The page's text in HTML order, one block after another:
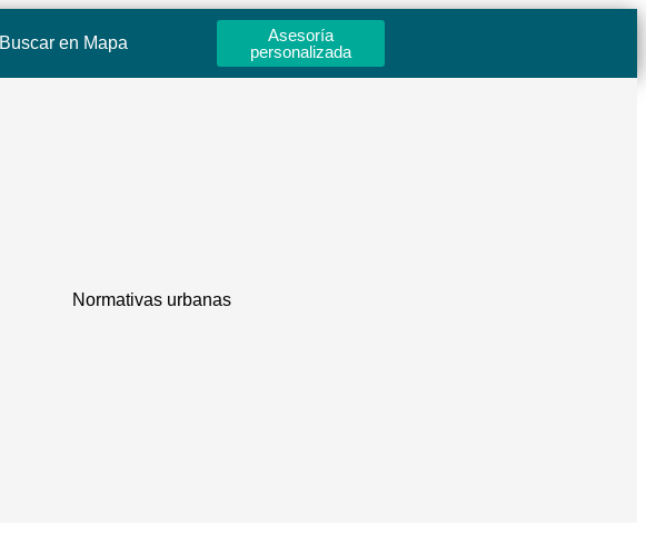
Buscar en Mapa
Asesoría
personalizada